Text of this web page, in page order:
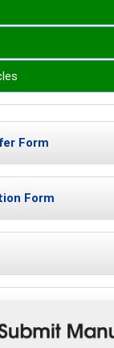
Form
Form